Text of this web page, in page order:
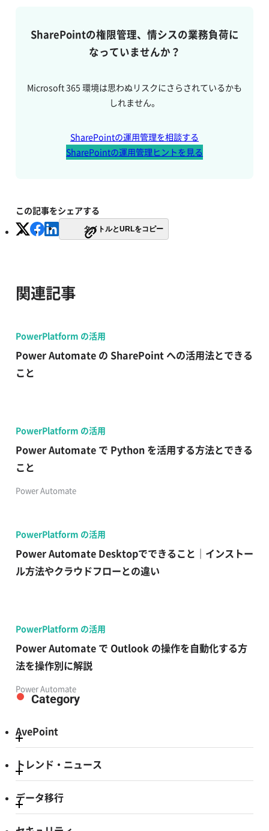
SharePointの権限管理、情シスの業務負荷に
なっていませんか？
Microsoft 365 環境は思わぬリスクにさらされているかも
しれません。
SharePointの運用管理を相談する
SharePointの運用管理ヒントを見る
この記事をシェアする
タイトルとURLをコピー
関連記事
PowerPlatform の活用
Power Automate の SharePoint への活用法とできる
こと
PowerPlatform の活用
Power Automate で Python を活用する方法とできる
こと
Power Automate
PowerPlatform の活用
Power Automate Desktopでできること｜インストー
ル方法やクラウドフローとの違い
PowerPlatform の活用
Power Automate で Outlook の操作を自動化する方
法を操作別に解説
Power Automate
Category
AvePoint
トレンド・ニュース
データ移行